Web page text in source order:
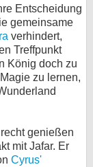
Entscheidung
gemeinsame
verhindert,
Treffpunkt
König doch zu
zu lernen,
genießen
mit Jafar. Er
Cyrus'